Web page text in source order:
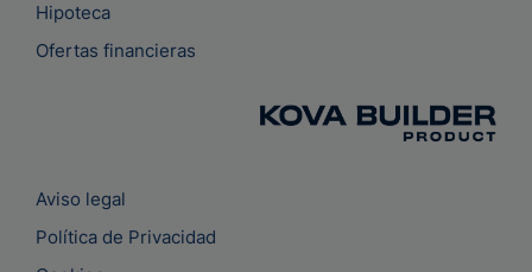
Hipoteca
Ofertas financieras
Aviso legal
Política de Privacidad